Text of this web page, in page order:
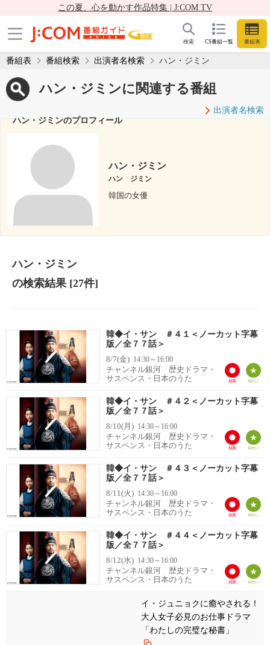
この夏、心を動かす作品特集 | J:COM TV
CS番組一覧 番組表
検索
番組表 番組検索 出演者名検索 ハン・ジミン
ハン・ジミンに関連する番組
出演者名検索
ハン・ジミンのプロフィール
ハン・ジミン
ハン ジミン
韓国の女優
ハン・ジミン
の検索結果[27件]
韓◆イ・サン ＃４１＜ノーカット字幕
版／全７７話＞
8/7(金) 14:30～16:00
チャンネル銀河 歴史ドラマ・
サスペンス・日本のうた
韓◆イ・サン ＃４２＜ノーカット字幕
版／全７７話＞
8/10(月) 14:30～16:00
チャンネル銀河 歴史ドラマ・
サスペンス・日本のうた
韓◆イ・サン ＃４３＜ノーカット字幕
版／全７７話＞
8/11(火) 14:30～16:00
チャンネル銀河 歴史ドラマ・
サスペンス・日本のうた
韓◆イ・サン ＃４４＜ノーカット字幕
版／全７７話＞
8/12(水) 14:30～16:00
チャンネル銀河 歴史ドラマ・
サスペンス・日本のうた
イ・ジュニョクに癒やされる！
大人女子必見のお仕事ドラマ
「わたしの完璧な秘書」